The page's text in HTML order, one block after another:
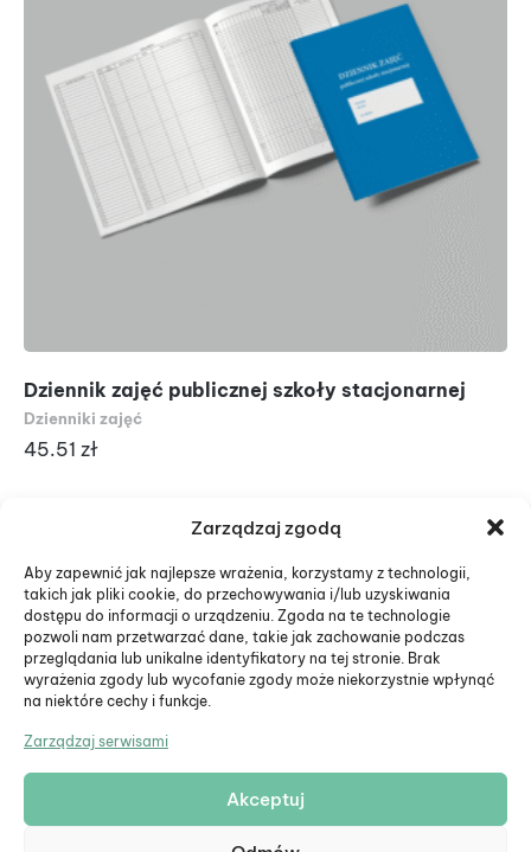
Zarządzaj zgodą
Aby zapewnić jak najlepsze wrażenia, korzystamy z technologii,
takich jak pliki cookie, do przechowywania i/lub uzyskiwania
dostępu do informacji o urządzeniu. Zgoda na te technologie
pozwoli nam przetwarzać dane, takie jak zachowanie podczas
przeglądania lub unikalne identyfikatory na tej stronie. Brak
wyrażenia zgody lub wycofanie zgody może niekorzystnie wpłynąć
na niektóre cechy i funkcje.
Zarządzaj serwisami
Akceptuj
Dziennik zajęć publicznej szkoły stacjonarnej
Dzienniki zajęć
45.51 zł
© Eduiko. Wszystkie prawa zastrzeżone.